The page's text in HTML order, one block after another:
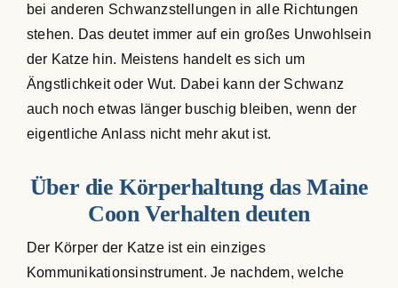
bei anderen Schwanzstellungen in alle Richtungen
stehen. Das deutet immer auf ein großes Unwohlsein
der Katze hin. Meistens handelt es sich um
Ängstlichkeit oder Wut. Dabei kann der Schwanz
auch noch etwas länger buschig bleiben, wenn der
eigentliche Anlass nicht mehr akut ist.
Über die Körperhaltung das Maine
Coon Verhalten deuten
Der Körper der Katze ist ein einziges
Kommunikationsinstrument. Je nachdem, welche